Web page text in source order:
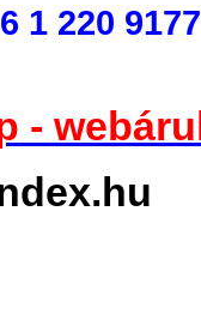
1 220
-